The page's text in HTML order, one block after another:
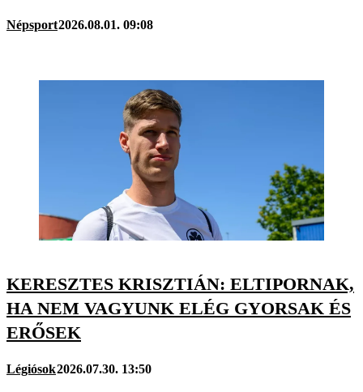
Népsport2026.08.01. 09:08
KERESZTES KRISZTIÁN: ELTIPORNAK,
HA NEM VAGYUNK ELÉG GYORSAK ÉS
ERŐSEK
Légiósok2026.07.30. 13:50